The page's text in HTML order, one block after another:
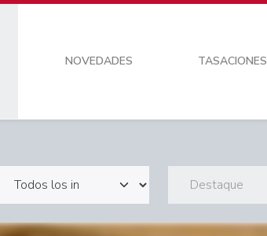
NOVEDADES TASACIONES